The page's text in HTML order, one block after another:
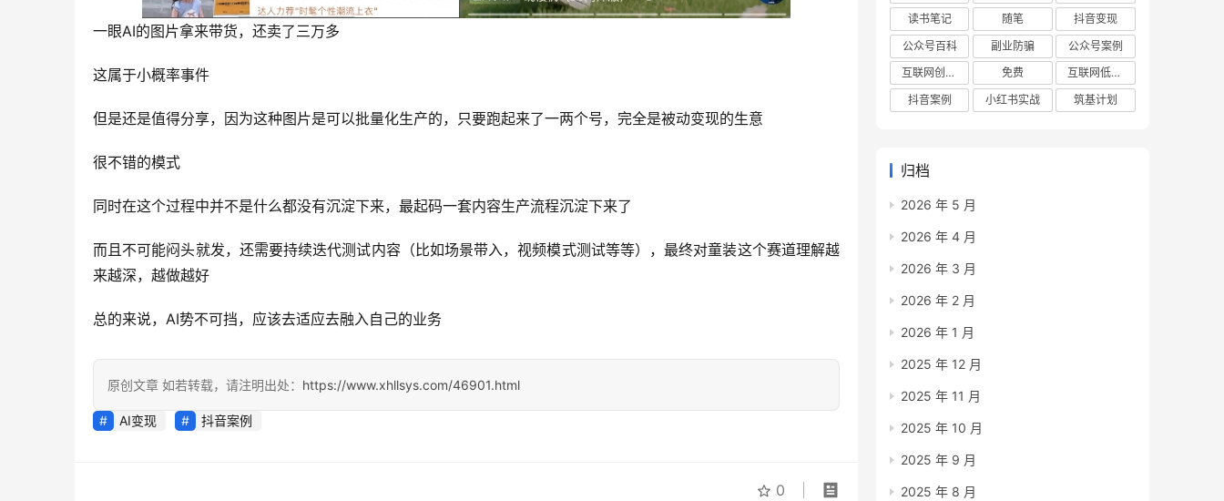
一眼AI的图片拿来带货，还卖了三万多
这属于小概率事件
但是还是值得分享，因为这种图片是可以批量化生产的，只要跑起来了一两个号，完全是被动变现的生意
很不错的模式
同时在这个过程中并不是什么都没有沉淀下来，最起码一套内容生产流程沉淀下来了
而且不可能闷头就发，还需要持续迭代测试内容（比如场景带入，视频模式测试等等），最终对童装这个赛道理解越
来越深，越做越好
总的来说，AI势不可挡，应该去适应去融入自己的业务
原创文章 如若转载，请注明出处： https://www.xhllsys.com/46901.html
AI变现 抖音案例
0
读书笔记
随笔
抖音变现
公众号百科
副业防骗
公众号案例
互联网创业项目
免费
互联网低成本创业项目
抖音案例
小红书实战 筑基计划
归档
2026 年 5 月
2026 年 4 月
2026 年 3 月
2026 年 2 月
2026 年 1 月
2025 年 12 月
2025 年 11 月
2025 年 10 月
2025 年 9 月
2025 年 8 月